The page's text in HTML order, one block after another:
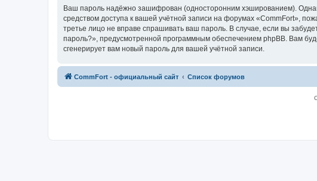
Ваш пароль надёжно зашифрован (односторонним хэшированием).
средством доступа к вашей учётной записи на форумах «CommFort»,
третье лицо не вправе спрашивать ваш пароль. В случае, если вы
пароль?», предусмотренной программным обеспечением phpBB. Вам
сгенерирует вам новый пароль для вашей учётной записи.
CommFort - официальный сайт Список форумов